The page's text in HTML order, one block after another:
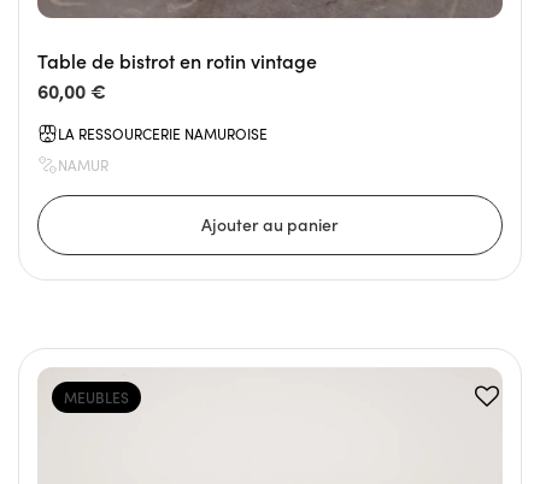
Table de bistrot en rotin vintage
60,00 €
LA RESSOURCERIE NAMUROISE
NAMUR
MEUBLES